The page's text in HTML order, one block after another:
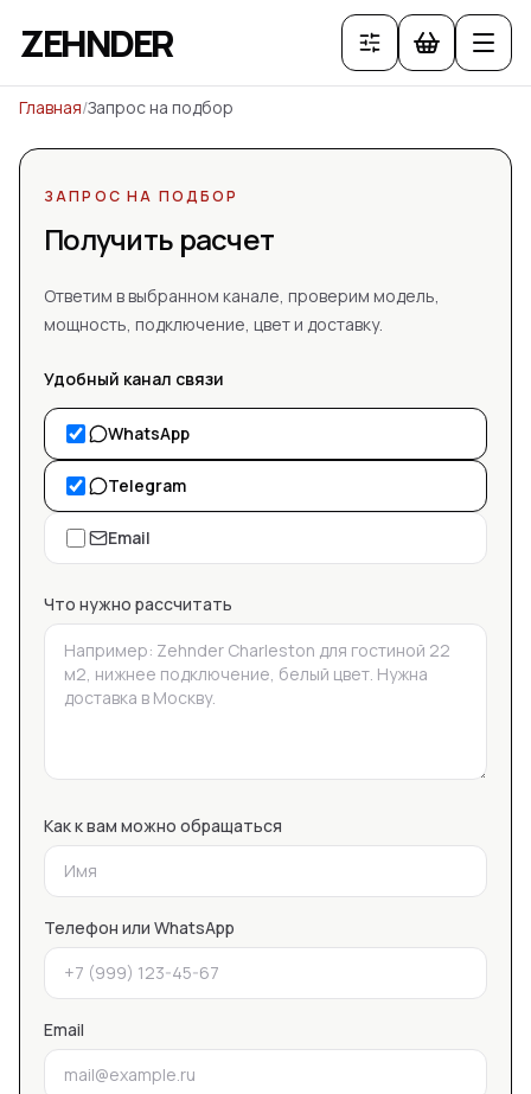
ZEHNDER
Главная/Запрос на подбор
ЗАПРОС НА ПОДБОР
Получить расчет
Ответим в выбранном канале, проверим модель,
мощность, подключение, цвет и доставку.
Удобный канал связи
WhatsApp
Telegram
Email
Что нужно рассчитать
Как к вам можно обращаться
Телефон или WhatsApp
Email